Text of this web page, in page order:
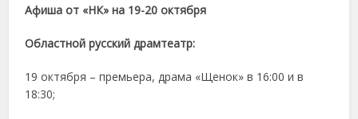
Афиша от «НК» на 19-20 октября
Областной русский драмтеатр:
19 октября – премьера, драма «Щенок» в 16:00 и в
18:30;